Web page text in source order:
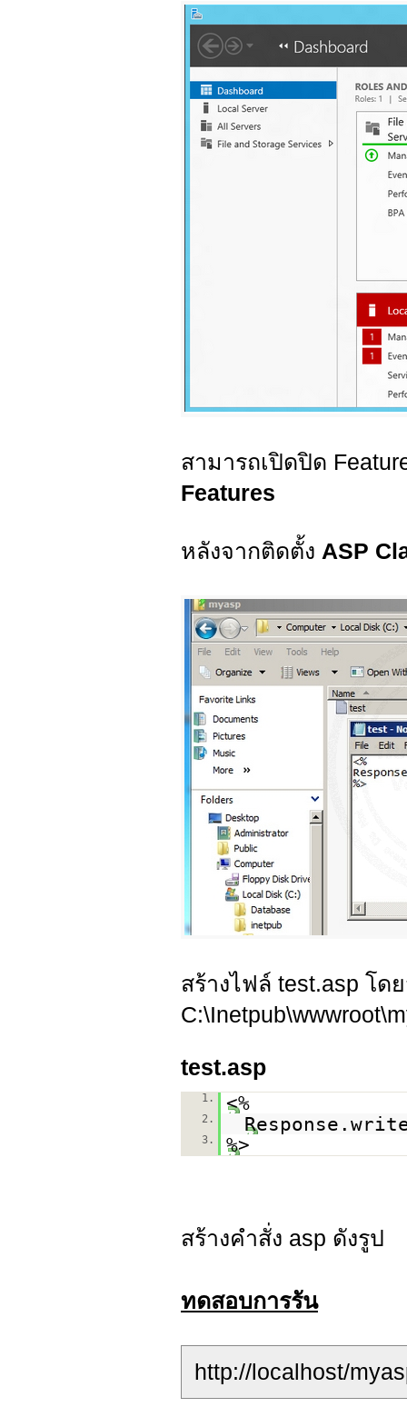
สามารถเปิดปิด
Features
หลังจากติดตั้ง ASP
สร้างไฟล์ test.asp โด
test.asp
1. <%
2.
3. %>
สร้างคำสั่ง asp ดังรูป
ทดสอบการรัน
http://localhost/